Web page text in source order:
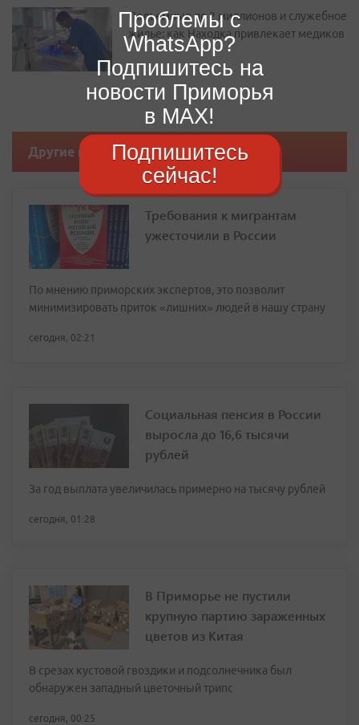
Подъемные до 2 миллионов и служебное
жилье: как Находка привлекает медиков
Другие новости
Требования к мигрантам
ужесточили в России
По мнению приморских экспертов, это позволит
минимизировать приток «лишних» людей в нашу страну
сегодня, 02:21
Социальная пенсия в России
выросла до 16,6 тысячи
рублей
За год выплата увеличилась примерно на тысячу рублей
сегодня, 01:28
В Приморье не пустили
крупную партию зараженных
цветов из Китая
В срезах кустовой гвоздики и подсолнечника был
обнаружен западный цветочный трипс
сегодня, 00:25
Проблемы с
WhatsApp?
Подпишитесь на
новости Приморья
в MAX!
Подпишитесь
сейчас!